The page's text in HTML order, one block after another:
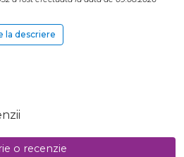
la descriere
o recenzie